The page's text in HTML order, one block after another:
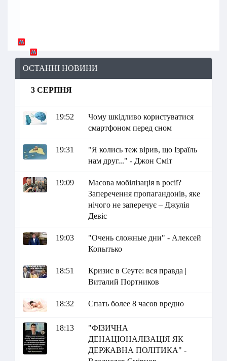
ОСТАННІ НОВИНИ
3 СЕРПНЯ
19:52
Чому шкідливо користуватися
смартфоном перед сном
19:31
"Я колись теж вірив, що Ізраїль
нам друг..." - Джон Сміт
19:09
Масова мобілізація в росії?
Заперечення пропагандонів, яке
нічого не заперечує – Джулія
Девіс
19:03
"Очень сложные дни" - Алексей
Копытько
18:51
Кризис в Сеуте: вся правда |
Виталий Портников
18:32 Спать более 8 часов вредно
18:13
"ФІЗИЧНА
ДЕНАЦІОНАЛІЗАЦІЯ ЯК
ДЕРЖАВНА ПОЛІТИКА" -